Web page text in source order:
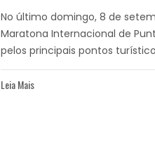
No último domingo, 8 de
Maratona Internacional de
pelos principais pontos
Leia Mais